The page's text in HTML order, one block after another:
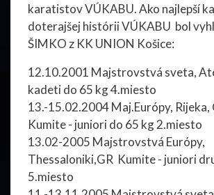
karatistov VÚKABU. Ako najlepší
doterajšej histórii VÚKABU bol
ŠIMKO z KK UNION Košice:
12.10.2001 Majstrovstvá sveta,
kadeti do 65 kg 4.miesto
13.-15.02.2004 Maj.Európy,
Kumite - juniori do 65 kg 2.miesto
13.02-2005 Majstrovstvá Európy,
Thessaloniki,GR Kumite - juniori
5.miesto